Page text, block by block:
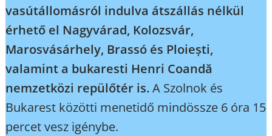
vasútállomásról indulva átszállás nélkül
érhető el Nagyvárad, Kolozsvár,
Marosvásárhely, Brassó és Ploiești,
valamint a bukaresti Henri Coandă
nemzetközi repülőtér is.A Szolnok és
Bukarest közötti menetidő mindössze 6 óra 15
percet vesz igénybe.